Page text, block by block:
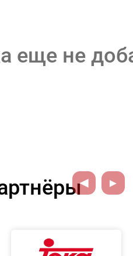
еще не